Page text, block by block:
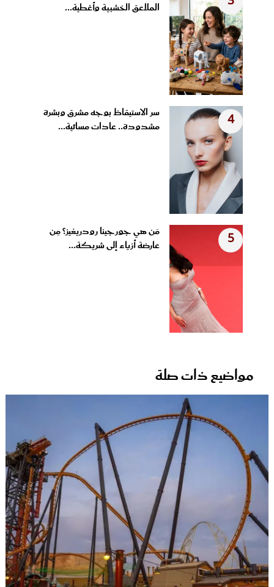
الملاعق الخشبية وأغطية...
4
سر الاستيقاظ بوجه مشرق وبشرة
مشدودة.. عادات مسائية...
5
مَن هي جورجينا رودريغيز؟ مِن
عارضة أزياء إلى شريكة...
مواضيع ذات صلة